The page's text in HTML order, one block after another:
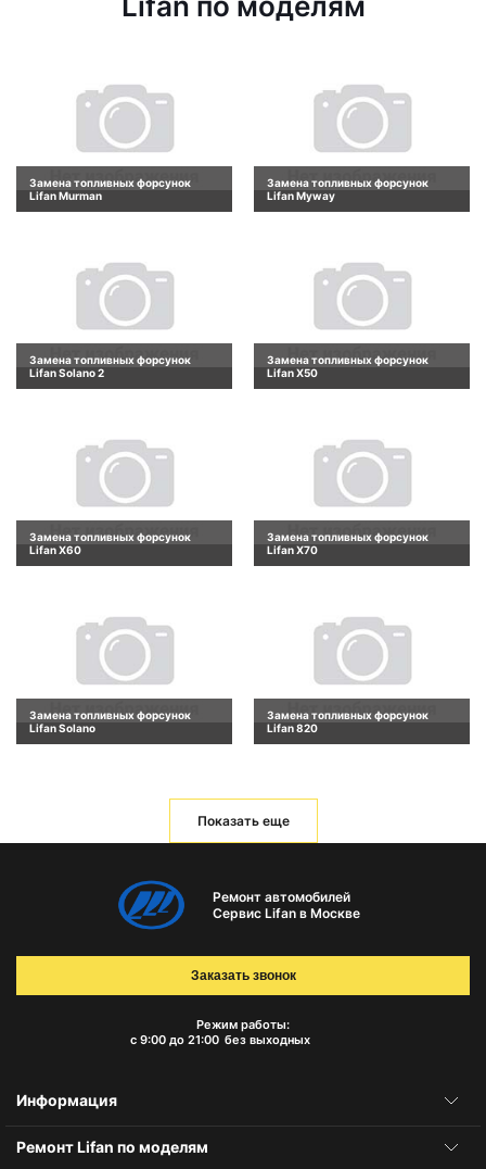
Замена топливных форсунок
Lifan Murman
Замена топливных форсунок
Lifan Myway
Замена топливных форсунок
Lifan Solano 2
Замена топливных форсунок
Lifan X50
Замена топливных форсунок
Lifan X60
Замена топливных форсунок
Lifan X70
Замена топливных форсунок
Lifan Solano
Замена топливных форсунок
Lifan 820
Показать еще
Ремонт автомобилей
Сервис Lifan в Москве
Режим работы:
с 9:00 до 21:00 без выходных
Заказать звонок
Информация
Ремонт Lifan по моделям